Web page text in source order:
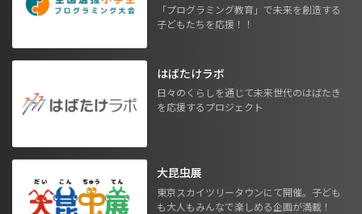
「プログラミング教育」で未来を創造する
子どもたちを応援！！
はばたけラボ
日々のくらしを通じて未来世代のはばたき
を応援するプロジェクト
大昆虫展
東京スカイツリータウンにて開催。子ども
も大人もみんなで楽しめる企画が満載！